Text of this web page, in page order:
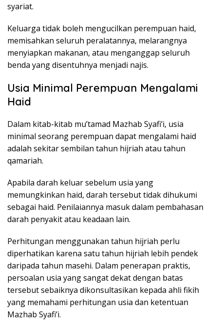
syariat.
Keluarga tidak boleh mengucilkan perempuan haid,
memisahkan seluruh peralatannya, melarangnya
menyiapkan makanan, atau menganggap seluruh
benda yang disentuhnya menjadi najis.
Usia Minimal Perempuan Mengalami
Haid
Dalam kitab-kitab mu’tamad Mazhab Syafi’i, usia
minimal seorang perempuan dapat mengalami haid
adalah sekitar sembilan tahun hijriah atau tahun
qamariah.
Apabila darah keluar sebelum usia yang
memungkinkan haid, darah tersebut tidak dihukumi
sebagai haid. Penilaiannya masuk dalam pembahasan
darah penyakit atau keadaan lain.
Perhitungan menggunakan tahun hijriah perlu
diperhatikan karena satu tahun hijriah lebih pendek
daripada tahun masehi. Dalam penerapan praktis,
persoalan usia yang sangat dekat dengan batas
tersebut sebaiknya dikonsultasikan kepada ahli fikih
yang memahami perhitungan usia dan ketentuan
Mazhab Syafi’i.